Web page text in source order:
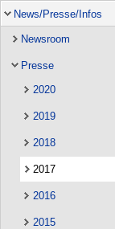
News/Presse/Infos
Newsroom
Presse
2020
2019
2018
2017
2016
2015